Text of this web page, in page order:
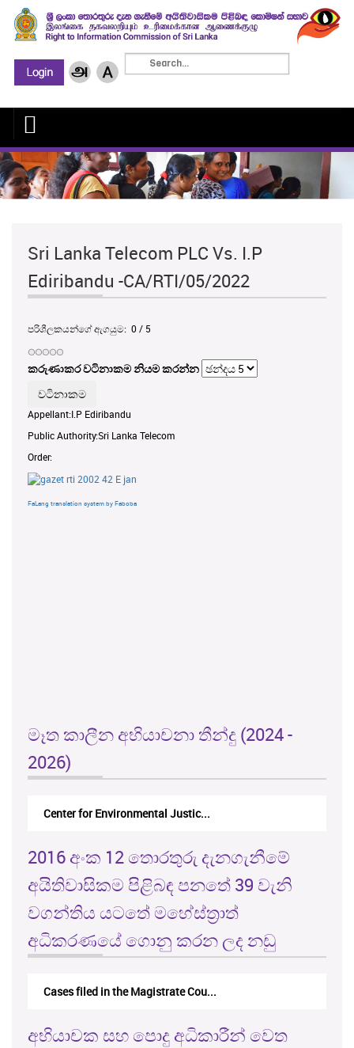
Sri Lanka Telecom PLC Vs. I.P
Ediribandu -CA/RTI/05/2022
පරිශීලකයන්ගේ ඇගයුම: 0/ 5
කරුණාකර වටිනාකම නියම කරන්න
Appellant:I.P Ediribandu
Public Authority:Sri Lanka Telecom
Order:
FaLang translation system by Faboba
මෑත කාලීන අභියාචනා තීන්දු (2024 -
2026)
Center for Environmental Justic...
2016 අංක 12 තොරතුරු දැනගැනීමේ
අයිතිවාසිකම පිළිබඳ පනතේ 39 වැනි
වගන්තිය යටතේ මහේස්ත්‍රාත්
අධිකරණයේ ගොනු කරන ලද නඩු
Cases filed in the Magistrate Cou...
අභියාචක සහ පොදු අධිකාරීන් වෙත